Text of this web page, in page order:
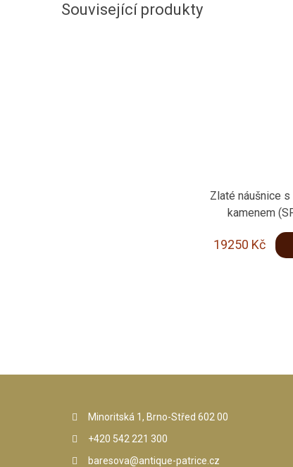
Související produkty
Zlaté náušnice
kamenem
19250 Kč
Minoritská 1, Brno-Střed 602 00
+420 542 221 300
baresova@antique-patrice.cz